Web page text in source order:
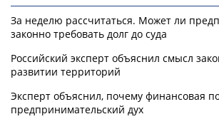
За неделю рассчитаться. Может ли
законно требовать долг до суда
Российский эксперт объяснил смысл
развитии территорий
Эксперт объяснил, почему финансовая
предпринимательский дух